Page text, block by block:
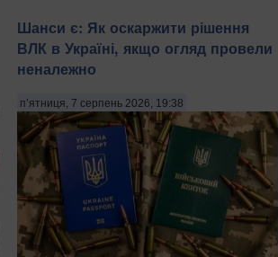
Шанси є: Як оскаржити рішення
ВЛК в Україні, якщо огляд провели
неналежно
п’ятниця, 7 серпень 2026, 19:38